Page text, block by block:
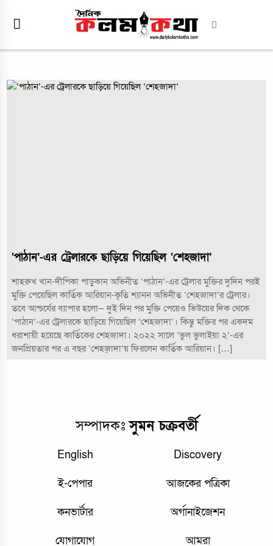
‘পাঠান’-এর ট্রেলারকে ছাড়িয়ে গিয়েছিল ‘শেহজাদা’
শাহরুখ খান-দীপিকা পাড়ুকান অভিনীত ‘পাঠান’-এর ট্রেলার মুক্তির দুদিন পরই
মুক্তি পেয়েছিল কার্তিক আরিয়ান-কৃতি শ্যানন অভিনীত ‘শেহজাদা’র ট্রেলার।
তবে আশ্চর্যের ব্যাপার হলো— দুই দিন পর মুক্তি পেয়েও ভিউয়ের দিক থেকে
‘পাঠান’-এর ট্রেলারকে ছাড়িয়ে গিয়েছিল ‘শেহজাদা’। কিন্তু মক্তির পর একদম
ধরাশায়ী হয়েছে কার্তিকের শেহজাদা। ২০২২ সালে ‘ভুল ভুলাইয়া ২’-এর
জনপ্রিয়তার পর এ বছর ‘শেহজ়াদা’য় ফিরলেন কার্তিক আরিয়ান। […]
সম্পাদকঃসুমন চক্রবর্তী
English Discovery
ই-পেপার আজকের পত্রিকা
কনভার্টার অর্গানাইজেশন
যোগাযোগ আমরা